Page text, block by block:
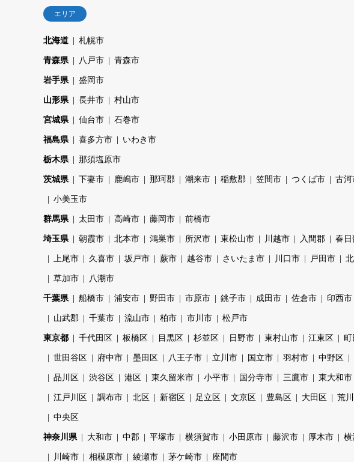
エリア
北海道 札幌市
青森県 八戸市 青森市
岩手県 盛岡市
山形県 長井市 村山市
宮城県 仙台市 石巻市
福島県 喜多方市 いわき市
栃木県 那須塩原市
茨城県 下妻市 鹿嶋市 那珂郡 潮来市 稲敷郡 笠間市 つくば市 古河
小美玉市
群馬県 太田市 高崎市 藤岡市 前橋市
埼玉県 朝霞市 北本市 鴻巣市 所沢市 東松山市 川越市 入間郡 春日
上尾市 久喜市 坂戸市 蕨市 越谷市 さいたま市 川口市 戸田市
草加市 八潮市
千葉県 船橋市 浦安市 野田市 市原市 銚子市 成田市 佐倉市 印西市
山武郡 千葉市 流山市 柏市 市川市 松戸市
東京都 千代田区 板橋区 目黒区 杉並区 日野市 東村山市 江東区 町
世田谷区 府中市 墨田区 八王子市 立川市 国立市 羽村市 中野区
品川区 渋谷区 港区 東久留米市 小平市 国分寺市 三鷹市 東大和市
江戸川区 調布市 北区 新宿区 足立区 文京区 豊島区 大田区 荒
中央区
神奈川県 大和市 中郡 平塚市 横須賀市 小田原市 藤沢市 厚木市 横
川崎市 相模原市 綾瀬市 茅ケ崎市 座間市